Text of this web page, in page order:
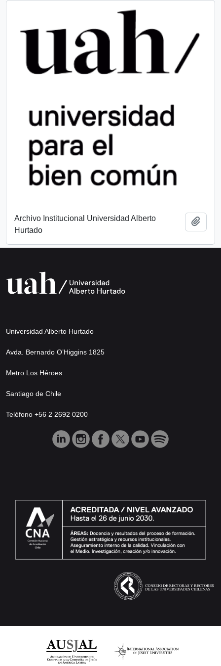
Archivo Institucional Universidad Alberto
Hurtado
Universidad Alberto Hurtado
Avda. Bernardo O’Higgins 1825
Metro Los Héroes
Santiago de Chile
Teléfono +56 2 2692 0200